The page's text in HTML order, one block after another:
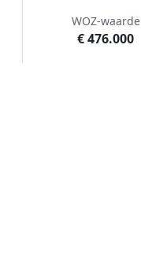
WOZ-waarde
€ 476.000